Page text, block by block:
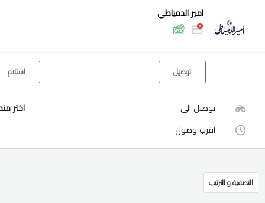
امير الدمياطي
توصيل استلام
توصيل الى اختر
أقرب وصول
التصفية و الترتيب